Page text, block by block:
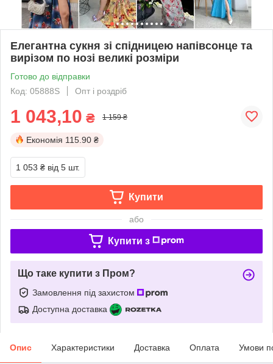
Елегантна сукня зі спідницею напівсонце та
вирізом по нозі великі розміри
Готово до відправки
Код: 05888S
Опт і роздріб
1 043,10 ₴ 1 159 ₴
Економія 115.90 ₴
1 053 ₴ від 5 шт.
Купити
або
Купити з
Що таке купити з Пром?
Замовлення під захистом
Доступна доставка
Опис Характеристики Доставка Оплата Умови